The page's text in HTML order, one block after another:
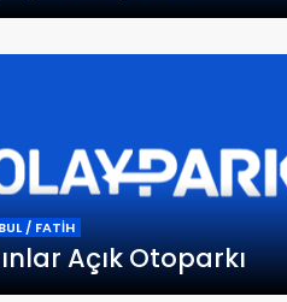
/ FATİH
Açık Otoparkı